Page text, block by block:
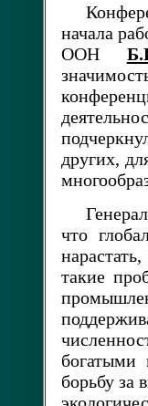
начала
ООН
других,
что
такие
богатыми
борьбу за